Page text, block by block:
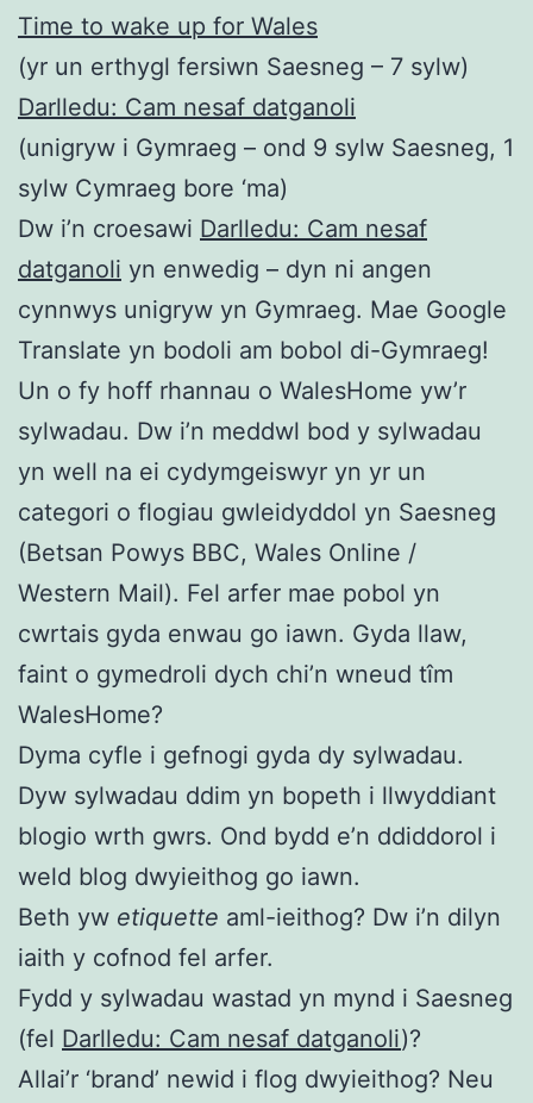
Time to wake up for Wales
(yr un erthygl fersiwn Saesneg – 7 sylw)
Darlledu: Cam nesaf datganoli
(unigryw i Gymraeg – ond 9 sylw Saesneg, 1
sylw Cymraeg bore ‘ma)
Dw i’n croesawi Darlledu: Cam nesaf
datganoli yn enwedig – dyn ni angen
cynnwys unigryw yn Gymraeg. Mae Google
Translate yn bodoli am bobol di-Gymraeg!
Un o fy hoff rhannau o WalesHome yw’r
sylwadau. Dw i’n meddwl bod y sylwadau
yn well na ei cydymgeiswyr yn yr un
categori o flogiau gwleidyddol yn Saesneg
(Betsan Powys BBC, Wales Online /
Western Mail). Fel arfer mae pobol yn
cwrtais gyda enwau go iawn. Gyda llaw,
faint o gymedroli dych chi’n wneud tîm
WalesHome?
Dyma cyfle i gefnogi gyda dy sylwadau.
Dyw sylwadau ddim yn bopeth i llwyddiant
blogio wrth gwrs. Ond bydd e’n ddiddorol i
weld blog dwyieithog go iawn.
Beth yw etiquette aml-ieithog? Dw i’n dilyn
iaith y cofnod fel arfer.
Fydd y sylwadau wastad yn mynd i Saesneg
(fel Darlledu: Cam nesaf datganoli)?
Allai’r ‘brand’ newid i flog dwyieithog? Neu